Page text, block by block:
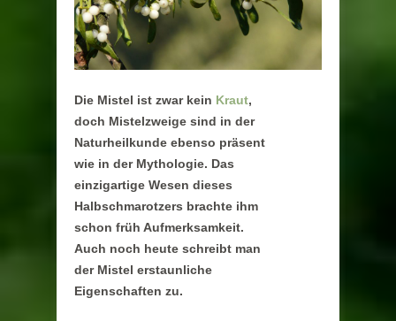
Die Mistel ist zwar kein Kraut,
doch Mistelzweige sind in der
Naturheilkunde ebenso präsent
wie in der Mythologie. Das
einzigartige Wesen dieses
Halbschmarotzers brachte ihm
schon früh Aufmerksamkeit.
Auch noch heute schreibt man
der Mistel erstaunliche
Eigenschaften zu.